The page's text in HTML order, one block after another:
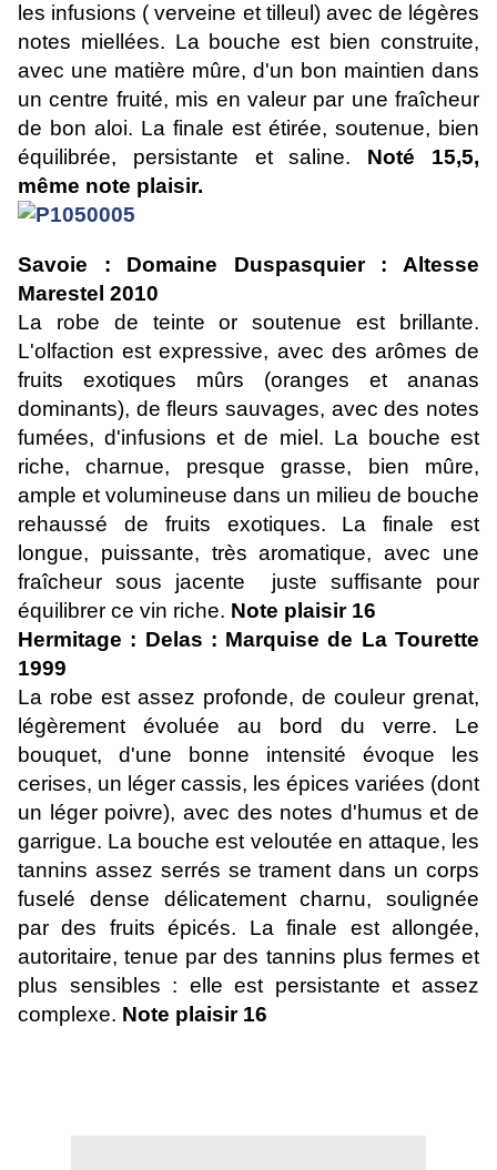
les infusions ( verveine et tilleul) avec de légères
notes miellées. La bouche est bien construite,
avec une matière mûre, d'un bon maintien dans
un centre fruité, mis en valeur par une fraîcheur
de bon aloi. La finale est étirée, soutenue, bien
équilibrée, persistante et saline. Noté 15,5,
même note plaisir.
Savoie : Domaine Duspasquier : Altesse
Marestel 2010
La robe de teinte or soutenue est brillante.
L'olfaction est expressive, avec des arômes de
fruits exotiques mûrs (oranges et ananas
dominants), de fleurs sauvages, avec des notes
fumées, d'infusions et de miel. La bouche est
riche, charnue, presque grasse, bien mûre,
ample et volumineuse dans un milieu de bouche
rehaussé de fruits exotiques. La finale est
longue, puissante, très aromatique, avec une
fraîcheur sous jacente juste suffisante pour
équilibrer ce vin riche. Note plaisir 16
Hermitage : Delas : Marquise de La Tourette
1999
La robe est assez profonde, de couleur grenat,
légèrement évoluée au bord du verre. Le
bouquet, d'une bonne intensité évoque les
cerises, un léger cassis, les épices variées (dont
un léger poivre), avec des notes d'humus et de
garrigue. La bouche est veloutée en attaque, les
tannins assez serrés se trament dans un corps
fuselé dense délicatement charnu, soulignée
par des fruits épicés. La finale est allongée,
autoritaire, tenue par des tannins plus fermes et
plus sensibles : elle est persistante et assez
complexe. Note plaisir 16